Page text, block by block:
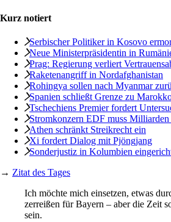
Kurz notiert
Serbischer Politiker in Kosovo
Neue Ministerpräsidentin in
Prag: Regierung verliert
Raketenangriff in Nordafghanistan
Rohingya sollen nach Myanmar
Spanien schließt Grenze zu
Tschechiens Premier fordert
Stromkonzern EDF muss Milliarden
Athen schränkt Streikrecht ein
Xi fordert Dialog mit Pjöngjang
Sonderjustiz in Kolumbien
→ Zitat des Tages
Ich möchte mich einsetzen, etwas
zerreißen für Bayern – aber die Zeit
sein.